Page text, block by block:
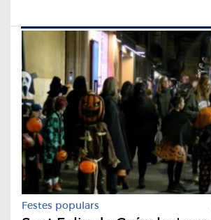
Festes populars